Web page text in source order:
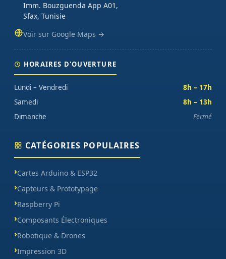
Imm. Bouzguenda App A01,
Sfax, Tunisie
Voir sur Google Maps →
HORAIRES D'OUVERTURE
Lundi – Vendredi
8h – 17h
Samedi
8h – 13h
Dimanche
Fermé
CATÉGORIES POPULAIRES
Cartes Arduino & ESP32
Capteurs & Prototypage
Raspberry Pi
Composants Électroniques
Robotique & Drones
Impression 3D